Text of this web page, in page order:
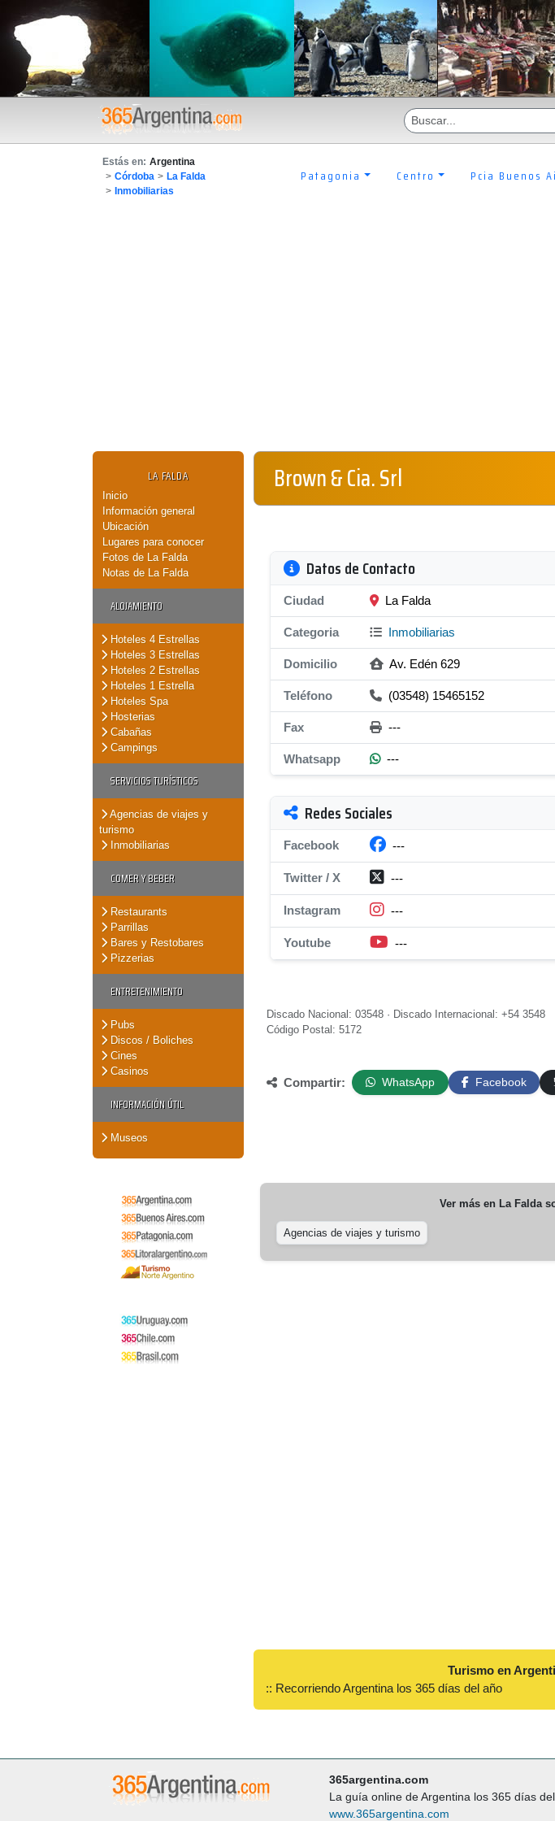
Estás en: Argentina
> Córdoba > La Falda
> Inmobiliarias
Patagonia Centro Pcia Buenos
LA FALDA
Inicio
Información general
Ubicación
Lugares para conocer
Fotos de La Falda
Notas de La Falda
ALOJAMIENTO
Hoteles 4 Estrellas
Hoteles 3 Estrellas
Hoteles 2 Estrellas
Hoteles 1 Estrella
Hoteles Spa
Hosterias
Cabañas
Campings
SERVICIOS TURÍSTICOS
Agencias de viajes y
turismo
Inmobiliarias
COMER Y BEBER
Restaurants
Parrillas
Bares y Restobares
Pizzerias
ENTRETENIMIENTO
Pubs
Discos / Boliches
Cines
Casinos
INFORMACIÓN ÚTIL
Museos
Brown & Cia. Srl
Datos de Contacto
Ciudad La Falda
Categoria Inmobiliarias
Domicilio Av. Edén 629
Teléfono (03548) 15465152
Fax ---
Whatsapp ---
Redes Sociales
Facebook ---
Twitter / X ---
Instagram ---
Youtube ---
Discado Nacional: 03548 · Discado Internacional: +54 3548
Código Postal: 5172
Compartir: WhatsApp Facebook
Ver más en La Falda
Agencias de viajes y turismo
Turismo en
:: Recorriendo Argentina los 365 días del año
365argentina.com
La guía online de Argentina los 365 días
www.365argentina.com